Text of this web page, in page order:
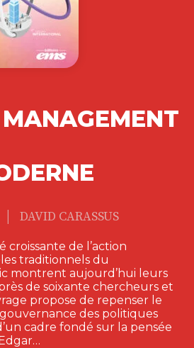
| DAVID CARASSUS
croissante de l’action
traditionnels du
montrent aujourd’hui leurs
de soixante chercheurs et
propose de repenser le
des politiques
cadre fondé sur la pensée